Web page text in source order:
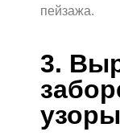
пейзажа.
3.